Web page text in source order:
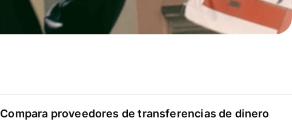
Compara proveedores de transferencias de dinero